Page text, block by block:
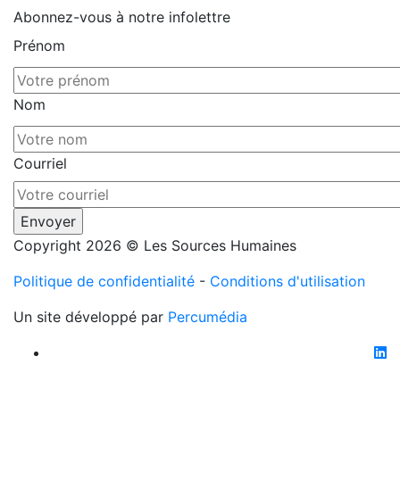
Abonnez-vous à notre infolettre
Prénom
Nom
Courriel
Copyright 2026 © Les Sources Humaines
Politique de confidentialité - Conditions d'utilisation
Un site développé par Percumédia